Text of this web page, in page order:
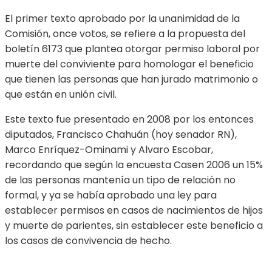
El primer texto aprobado por la unanimidad de la
Comisión, once votos, se refiere a la propuesta del
boletín 6173 que plantea otorgar permiso laboral por
muerte del conviviente para homologar el beneficio
que tienen las personas que han jurado matrimonio o
que están en unión civil.
Este texto fue presentado en 2008 por los entonces
diputados, Francisco Chahuán (hoy senador RN),
Marco Enríquez-Ominami y Alvaro Escobar,
recordando que según la encuesta Casen 2006 un 15%
de las personas mantenía un tipo de relación no
formal, y ya se había aprobado una ley para
establecer permisos en casos de nacimientos de hijos
y muerte de parientes, sin establecer este beneficio a
los casos de convivencia de hecho.